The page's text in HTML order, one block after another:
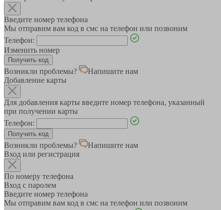
Введите номер телефона
Мы отправим вам код в смс на телефон или позвоним
Телефон:
Изменить номер
Возникли проблемы?
Напишите нам
Добавление карты
Для добавления карты введите номер телефона, указанный
при получении карты
Телефон:
Возникли проблемы?
Напишите нам
Вход или регистрация
По номеру телефона
Вход с паролем
Введите номер телефона
Мы отправим вам код в смс на телефон или позвоним